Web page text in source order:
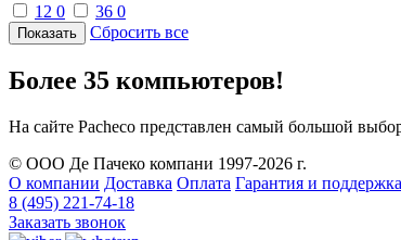
12 0 36 0
Сбросить все
Более 35 компьютеров!
На сайте Pacheco представлен самый большой
© ООО Де Пачеко компани 1997-2026 г.
О компании Доставка Оплата Гарантия и поддержка
8 (495) 221-74-18
Заказать звонок